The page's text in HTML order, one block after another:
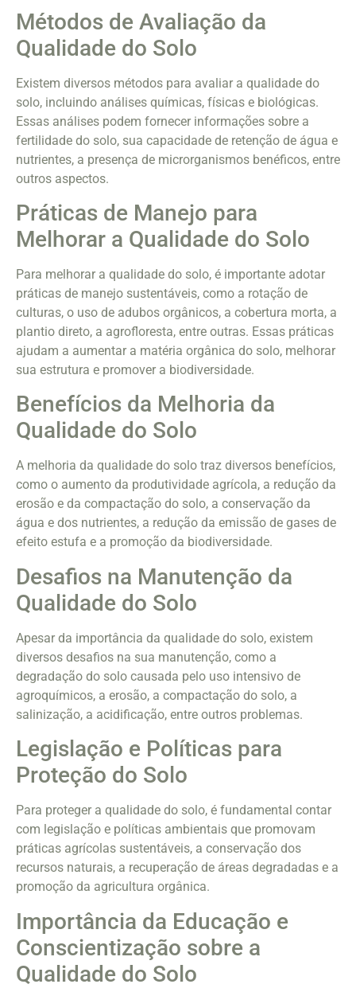
Métodos de Avaliação da
Qualidade do Solo
Existem diversos métodos para avaliar a qualidade do
solo, incluindo análises químicas, físicas e biológicas.
Essas análises podem fornecer informações sobre a
fertilidade do solo, sua capacidade de retenção de água e
nutrientes, a presença de microrganismos benéficos, entre
outros aspectos.
Práticas de Manejo para
Melhorar a Qualidade do Solo
Para melhorar a qualidade do solo, é importante adotar
práticas de manejo sustentáveis, como a rotação de
culturas, o uso de adubos orgânicos, a cobertura morta, a
plantio direto, a agrofloresta, entre outras. Essas práticas
ajudam a aumentar a matéria orgânica do solo, melhorar
sua estrutura e promover a biodiversidade.
Benefícios da Melhoria da
Qualidade do Solo
A melhoria da qualidade do solo traz diversos benefícios,
como o aumento da produtividade agrícola, a redução da
erosão e da compactação do solo, a conservação da
água e dos nutrientes, a redução da emissão de gases de
efeito estufa e a promoção da biodiversidade.
Desafios na Manutenção da
Qualidade do Solo
Apesar da importância da qualidade do solo, existem
diversos desafios na sua manutenção, como a
degradação do solo causada pelo uso intensivo de
agroquímicos, a erosão, a compactação do solo, a
salinização, a acidificação, entre outros problemas.
Legislação e Políticas para
Proteção do Solo
Para proteger a qualidade do solo, é fundamental contar
com legislação e políticas ambientais que promovam
práticas agrícolas sustentáveis, a conservação dos
recursos naturais, a recuperação de áreas degradadas e a
promoção da agricultura orgânica.
Importância da Educação e
Conscientização sobre a
Qualidade do Solo